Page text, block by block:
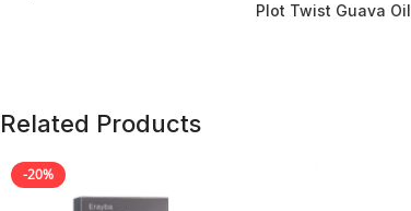
Plot Twist Guava Oil
Related Products
-20%